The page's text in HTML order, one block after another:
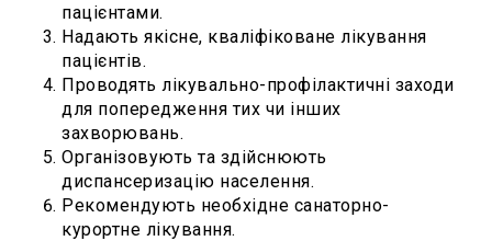
пацієнтами.
Надають якісне, кваліфіковане лікування
пацієнтів.
Проводять лікувально-профілактичні заходи
для попередження тих чи інших
захворювань.
Організовують та здійснюють
диспансеризацію населення.
Рекомендують необхідне санаторно-
курортне лікування.